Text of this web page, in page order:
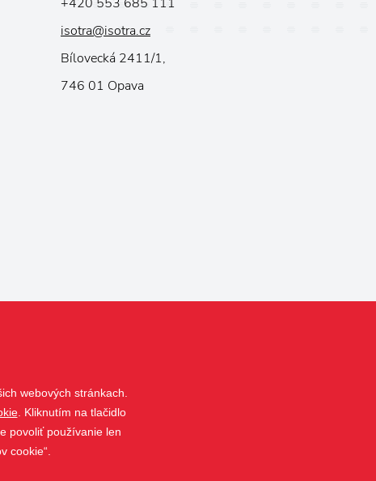
isotra@isotra.cz
Bílovecká 2411/1,
746 01 Opava
webových stránkach.
. Kliknutím na tlačidlo
povoliť používanie len
cookie“.